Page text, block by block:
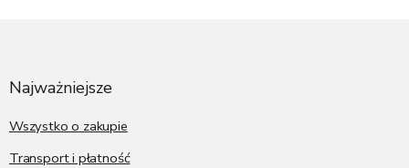
Najważniejsze
Wszystko o zakupie
Transport i płatność